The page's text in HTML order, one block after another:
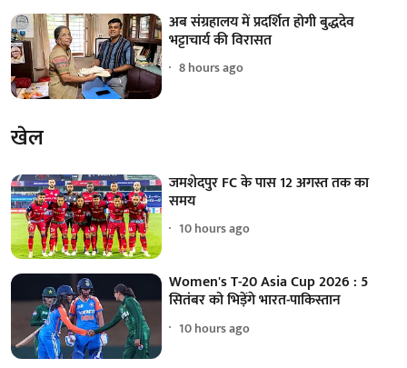
अब संग्रहालय में प्रदर्शित होगी बुद्धदेव
भट्टाचार्य की विरासत
8 hours ago
खेल
जमशेदपुर FC के पास 12 अगस्त तक का
समय
10 hours ago
Women's T-20 Asia Cup 2026 : 5
सितंबर को भिड़ेंगे भारत-पाकिस्तान
10 hours ago